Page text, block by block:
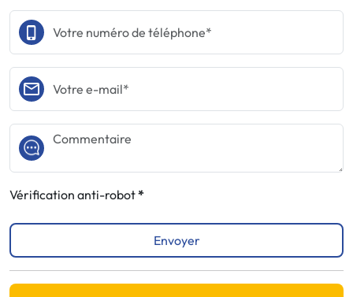
Vérification anti-robot
Envoyer